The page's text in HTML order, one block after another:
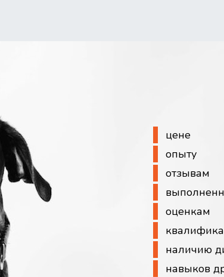
цене
опыту
отзывам
оценкам
наличию
навыков